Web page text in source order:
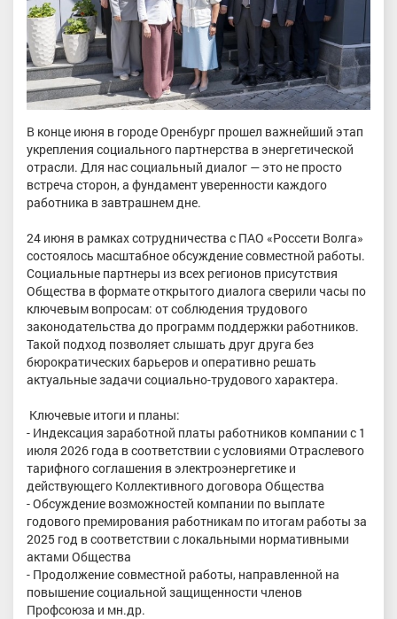
В конце июня в городе Оренбург прошел важнейший этап
укрепления социального партнерства в энергетической
отрасли. Для нас социальный диалог — это не просто
встреча сторон, а фундамент уверенности каждого
работника в завтрашнем дне.
24 июня в рамках сотрудничества с ПАО «Россети Волга»
состоялось масштабное обсуждение совместной работы.
Социальные партнеры из всех регионов присутствия
Общества в формате открытого диалога сверили часы по
ключевым вопросам: от соблюдения трудового
законодательства до программ поддержки работников.
Такой подход позволяет слышать друг друга без
бюрократических барьеров и оперативно решать
актуальные задачи социально-трудового характера.
Ключевые итоги и планы:
- Индексация заработной платы работников компании с 1
июля 2026 года в соответствии с условиями Отраслевого
тарифного соглашения в электроэнергетике и
действующего Коллективного договора Общества
- Обсуждение возможностей компании по выплате
годового премирования работникам по итогам работы за
2025 год в соответствии с локальными нормативными
актами Общества
- Продолжение совместной работы, направленной на
повышение социальной защищенности членов
Профсоюза и мн.др.